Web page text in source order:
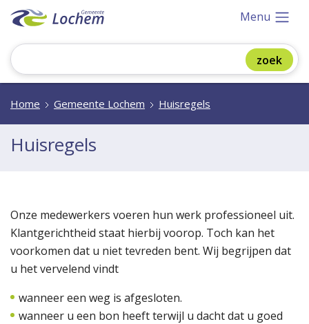
Menu
Home Gemeente Lochem Huisregels
Huisregels
Onze medewerkers voeren hun werk professioneel uit.
Klantgerichtheid staat hierbij voorop. Toch kan het
voorkomen dat u niet tevreden bent. Wij begrijpen dat
u het vervelend vindt
wanneer een weg is afgesloten.
wanneer u een bon heeft terwijl u dacht dat u goed